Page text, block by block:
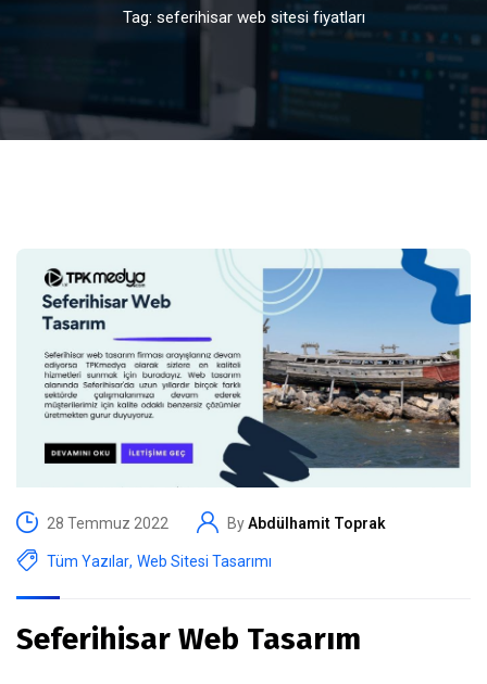
Tag: seferihisar web sitesi fiyatları
28 Temmuz 2022 ByAbdülhamit Toprak
Tüm Yazılar, Web Sitesi Tasarımı
Seferihisar Web Tasarım